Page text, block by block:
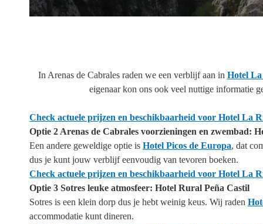
In Arenas de Cabrales raden we een verblijf aan in Hotel
eigenaar kon ons ook veel nuttige informatie
Check actuele prijzen en beschikbaarheid voor Hotel La
Optie 2 Arenas de Cabrales voorzieningen en zwembad:
Een andere geweldige optie is Hotel Picos de Europa, dat
dus je kunt jouw verblijf eenvoudig van tevoren boeken.
Check actuele prijzen en beschikbaarheid voor Hotel La
Optie 3 Sotres leuke atmosfeer: Hotel Rural Peña Castil
Sotres is een klein dorp dus je hebt weinig keus. Wij raden
accommodatie kunt dineren.